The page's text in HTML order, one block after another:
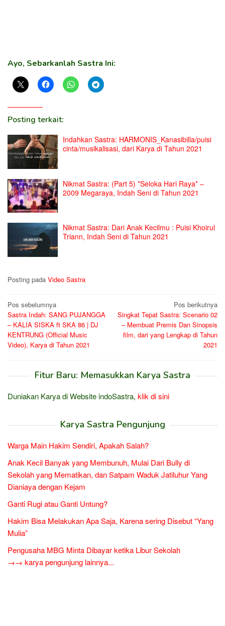
Ayo, Sebarkanlah Sastra Ini:
Posting terkait:
Indahkan Sastra: HARMONIS_Kanasibilla/puisi
cinta/musikalisasi, dari Karya di Tahun 2021
Nikmat Sastra: (Part 5) *Seloka Hari Raya* –
2009 Megaraya, Indah Seni di Tahun 2021
Nikmat Sastra: Dari Anak Kecilmu : Puisi Khoirul
Triann, Indah Seni di Tahun 2021
Posting pada Video Sastra
Navigasi
pos
Pos sebelumnya
Sastra Indah: SANG PUJANGGA
– KALIA SISKA ft SKA 86 | DJ
KENTRUNG (Official Music
Video), Karya di Tahun 2021
Pos berikutnya
Singkat Tepat Sastra: Scenario 02
– Membuat Premis Dan Sinopsis
film, dari yang Lengkap di Tahun
2021
Fitur Baru: Memasukkan Karya Sastra
Duniakan Karya di Website indoSastra, klik di sini
Karya Sastra Pengunjung
Warga Main Hakim Sendiri, Apakah Salah?
Anak Kecil Banyak yang Membunuh, Mulai Dari Bully di
Sekolah yang Mematikan, dan Satpam Waduk Jatiluhur Yang
Dianiaya dengan Kejam
Ganti Rugi atau Ganti Untung?
Hakim Bisa Melakukan Apa Saja, Karena sering Disebut “Yang
Mulia”
Pengusaha MBG Minta Dibayar ketika Libur Sekolah
→→ karya pengunjung lainnya...